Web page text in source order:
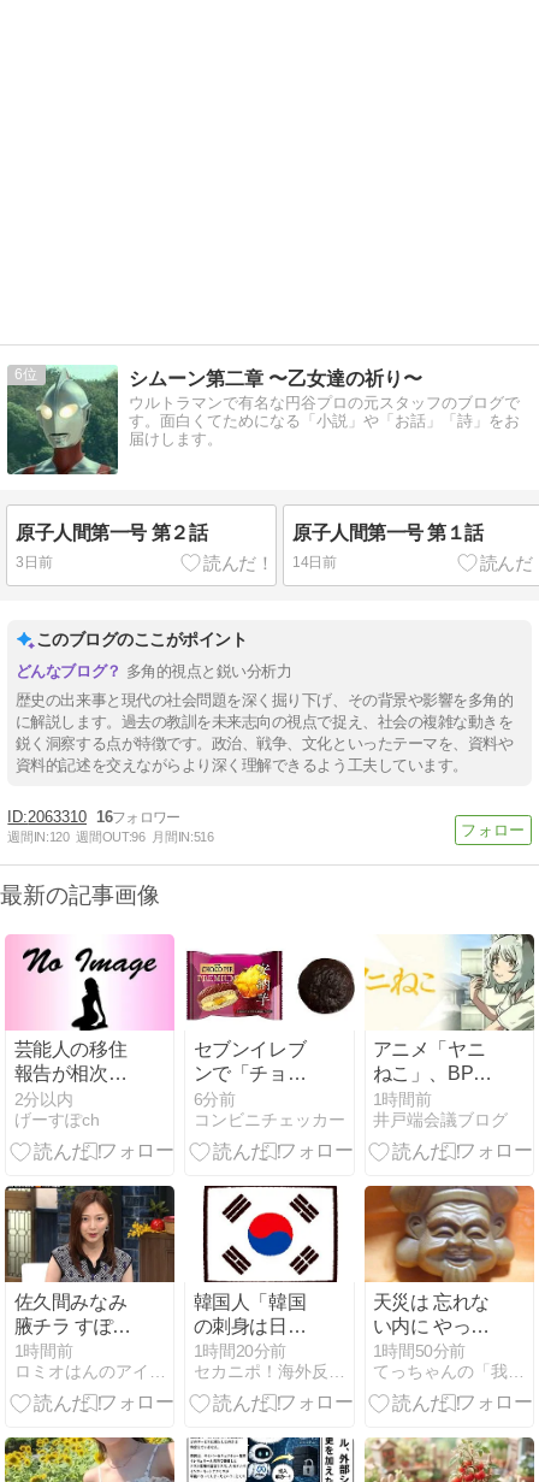
6 シムーン第二章 〜乙女達の祈り〜
ウルトラマンで有名な円谷プロの元スタッフのブログで
す。面白くてためになる「小説」や「お話」「詩」をお
届けします。
原子人間第一号 第２話
3日前
原子人間第一号 第１話
14日前
このブログのここがポイント
多角的視点と鋭い分析力
歴史の出来事と現代の社会問題を深く掘り下げ、その背景や影響を多角的
に解説します。過去の教訓を未来志向の視点で捉え、社会の複雑な動きを
鋭く洞察する点が特徴です。政治、戦争、文化といったテーマを、資料や
資料的記述を交えながらより深く理解できるよう工夫しています。
2063310 16
週間IN:120 週間OUT:96 月間IN:516
最新の記事画像
芸能人の移住
報告が相次
ぐ… 理由に
「教育移住」
菊地亜美、舟
木まおみらが
海外へ
2分以内
げーすぽch
セブンイレブ
ンで「チョコ
パイ プレミア
ム 安納芋 / 笠
間栗」が2026
発売、安納芋 /
笠間栗を使用
したクリーム
やソースを楽
しめるチョコ
パイプレミア
ム
6分前
コンビニチェッカー
アニメ「ヤニ
ねこ」、BPO
で議論 視聴者
から「◯◯◯
なのではない
が寄せられる
1時間前
井戸端会議ブログ
佐久間みなみ
腋チラ すぽる
と ２６０８０
６
1時間前
ロミオはんのアイドル等何でも２chまとめマガジン
韓国人「韓国
の刺身は日本
と違い新鮮で
コリコリして
いる」日韓の
対する反応が
こちら【海外
1時間20分前
セカニポ！海外反応の解説とまとめ
天災は 忘れな
い内に やって
来る
1時間50分前
てっちゃんの「我が心の詩(うた)」